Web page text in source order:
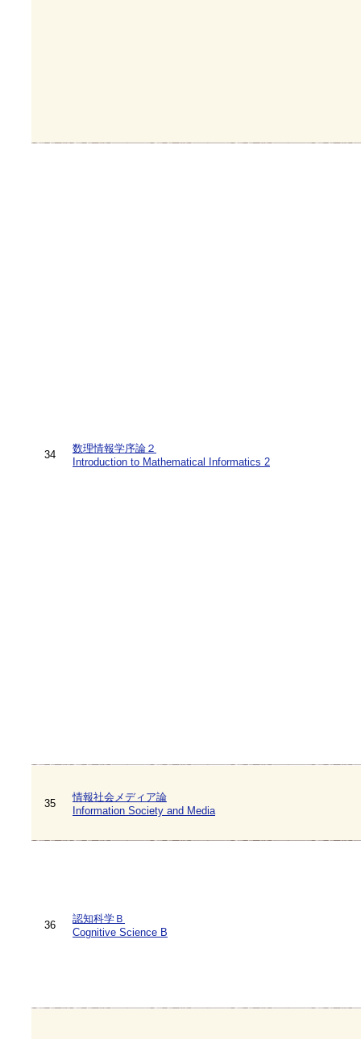
34
数理情報学序論２
Introduction to Mathematical Informatics 2
35
情報社会メディア論
Information Society and Media
36
認知科学Ｂ
Cognitive Science B